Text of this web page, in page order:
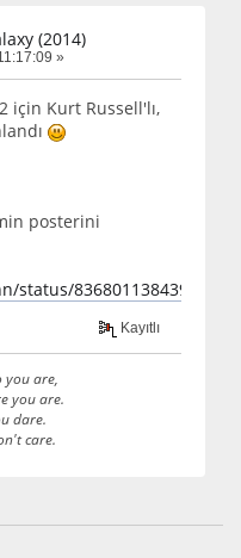
(2014)
»
için Kurt Russell'lı,
posterini
status/
Kayıtlı
you are,
you are.
dare.
care.